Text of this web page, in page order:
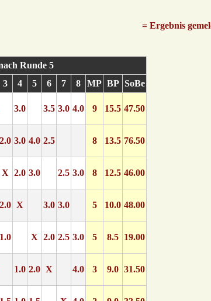
= Ergebnis
Runde 5
3 4 5 6 7 8 MP BP SoBe
3.0 3.5 3.0 4.0 9 15.5 47.50
2.0 3.0 4.0 2.5 8 13.5 76.50
X 2.0 3.0 2.5 3.0 8 12.5 46.00
2.0 X 3.0 3.0 5 10.0 48.00
1.0 X 2.0 2.5 3.0 5 8.5 19.00
1.0 2.0 X 4.0 3 9.0 31.50